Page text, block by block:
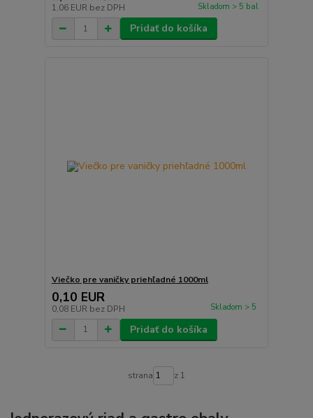
1,06 EUR bez DPH Skladom > 5 bal
Pridať do košíka
Viečko pre vaničky priehľadné 1000ml
0,10 EUR
0,08 EUR bez DPH Skladom > 5
Pridať do košíka
strana z 1